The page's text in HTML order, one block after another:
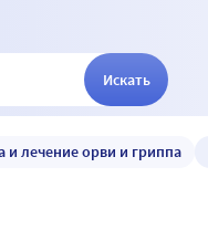
Искать
и лечение орви и гриппа